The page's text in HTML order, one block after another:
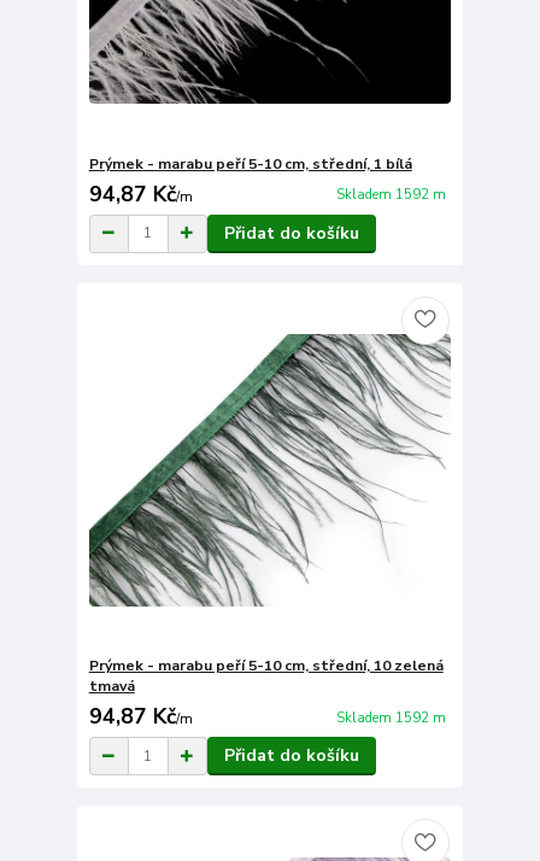
Prýmek - marabu peří 5-10 cm, střední, 1 bílá
94,87 Kč/m Skladem 1592 m
Přidat do košíku
Prýmek - marabu peří 5-10 cm, střední, 10 zelená
tmavá
94,87 Kč/m Skladem 1592 m
Přidat do košíku